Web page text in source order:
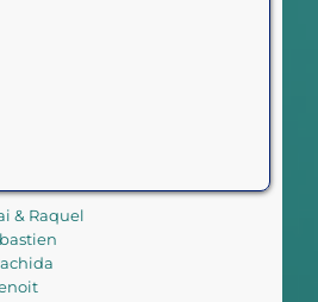
& Raquel